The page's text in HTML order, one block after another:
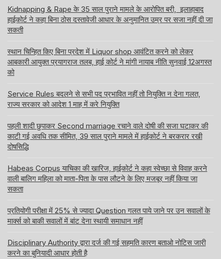
Kidnapping & Rape के 35 साल पुराने मामले के आरोपित बरी, इलाहाबाद
हाईकोर्ट ने कहा बिना ठोस दस्तावेजी आधार के अनुमानित उम्र पर सजा नहीं दी जा
सकती
स्थान चिन्हित किए बिना प्रदेश में Liquor shop आवंटित करने को लेकर
आबकारी आयुक्त प्रयागराज तलब, हाई कोर्ट ने मांगी नायाब नीति सुनवाई 12अगस्त
को
Service Rules बदलने से सभी पद प्रभावित नहीं तो नियुक्ति न देना गलत,
राज्य सरकार को आदेश 1 माह में करे नियुक्ति
पहली शादी छुपाकर Second marriage रचाने वाले दोषी की सजा घटाकर की
काटी गई अवधि तक सीमित, 39 साल पुराने मामले में हाईकोर्ट ने बरकरार रखी
दोषसिद्धि
Habeas Corpus याचिका की खारिज, हाईकोर्ट ने कहा स्वेच्छा से विवाह करने
वाली बालिग महिला को माता-पिता के पास लौटने के लिए मजबूर नहीं किया जा
सकता
प्रतियोगी परीक्षा में 25% से ज्यादा Question गलत पाये जाने पर उन सवालों के
मार्क्स को बाकी सवालों में बांट देना स्थायी समाधान नहीं
Disciplinary Authority द्वारा दर्ज की गई सहमति कारण बताओ नोटिस जारी
करने का बुनियादी आधार होती है